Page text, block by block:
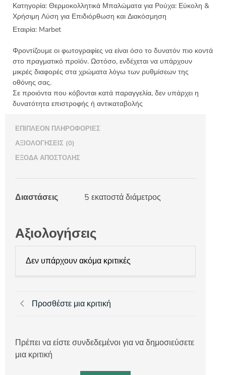
Κατηγορία: Θερμοκολλητικά Μπαλώματα για Ρούχα: Εύκολη &
Χρήσιμη Λύση για Επιδιόρθωση και Διακόσμηση
Εταιρία: Marbet
Φροντίζουμε οι φωτογραφίες να είναι όσο το δυνατόν πιο κοντά
στο πραγματικό προϊόν. Ωστόσο, ενδέχεται να υπάρχουν
μικρές διαφορές στα χρώματα λόγω των ρυθμίσεων της
οθόνης σας.
Σε προιόντα που κόβονται κατά παραγγελία, δεν υπάρχει η
δυνατότητα επιστροφής ή αντικαταβολής
ΕΠΙΠΛΈΟΝ ΠΛΗΡΟΦΟΡΊΕΣ
ΑΞΙΟΛΟΓΉΣΕΙΣ (0)
ΈΞΟΔΑ ΑΠΟΣΤΟΛΉΣ
Διαστάσεις 5 εκατοστά διάμετρος
Αξιολογήσεις
Δεν υπάρχουν ακόμα κριτικές
Προσθέστε μια κριτική
Πρέπει να είστε συνδεδεμένοι για να δημοσιεύσετε
μια κριτική